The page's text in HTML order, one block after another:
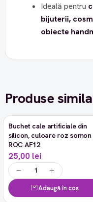
Ideală pentru
bijuterii,
obiecte
Produse
Buchet cale artificiale din
silicon, culoare roz somon
ROC AF12
25,00 lei
Adaugă în coș